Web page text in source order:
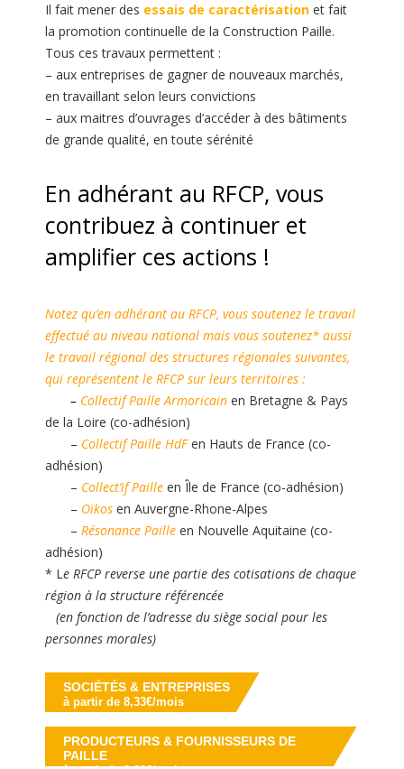
Il fait mener des essais de caractérisation et fait
la promotion continuelle de la Construction Paille.
Tous ces travaux permettent :
– aux entreprises de gagner de nouveaux marchés,
en travaillant selon leurs convictions
– aux maitres d’ouvrages d’accéder à des bâtiments
de grande qualité, en toute sérénité
En adhérant au RFCP, vous
contribuez à continuer et
amplifier ces actions !
Notez qu’en adhérant au RFCP, vous soutenez le travail
effectué au niveau national mais vous soutenez* aussi
le travail régional des structures régionales suivantes,
qui représentent le RFCP sur leurs territoires :
– Collectif Paille Armoricain en Bretagne & Pays
de la Loire (co-adhésion)
– Collectif Paille HdFen Hauts de France (co-
adhésion)
– Collect’if Paille en Île de France (co-adhésion)
– Oïkos en Auvergne-Rhone-Alpes
– Résonance Paille en Nouvelle Aquitaine (co-
adhésion)
* Le RFCP reverse une partie des cotisations de chaque
région à la structure référencée
(en fonction de l’adresse du siège social pour les
personnes morales)
SOCIÉTÉS & ENTREPRISES
à partir de 8,33€/mois
PRODUCTEURS & FOURNISSEURS DE
PAILLE